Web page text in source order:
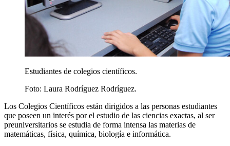
Estudiantes de colegios científicos.
Foto: Laura Rodríguez Rodríguez.
Los Colegios Científicos están dirigidos a las personas estudiantes
que poseen un interés por el estudio de las ciencias exactas, al ser
preuniversitarios se estudia de forma intensa las materias de
matemáticas, física, química, biología e informática.